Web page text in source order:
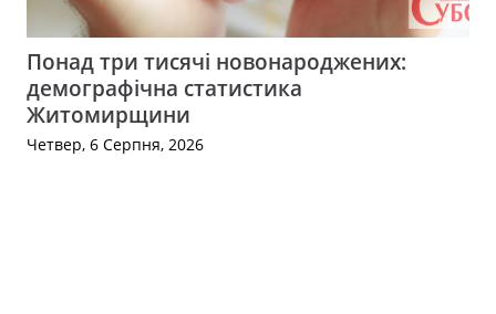
Понад три тисячі новонароджених:
демографічна статистика
Житомирщини
Четвер, 6 Серпня, 2026